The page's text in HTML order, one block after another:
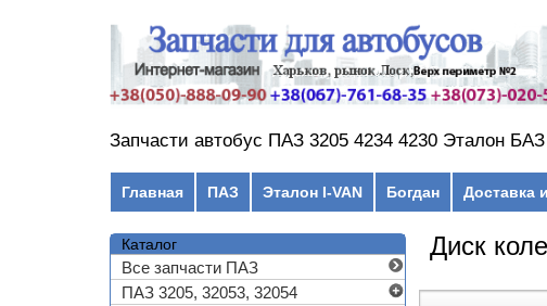
Запчасти автобус ПАЗ 3205 4234 4230 Эталон
Главная ПАЗ Эталон I-VAN Богдан Доставка
Диск
Каталог
Все запчасти ПАЗ
ПАЗ 3205, 32053, 32054